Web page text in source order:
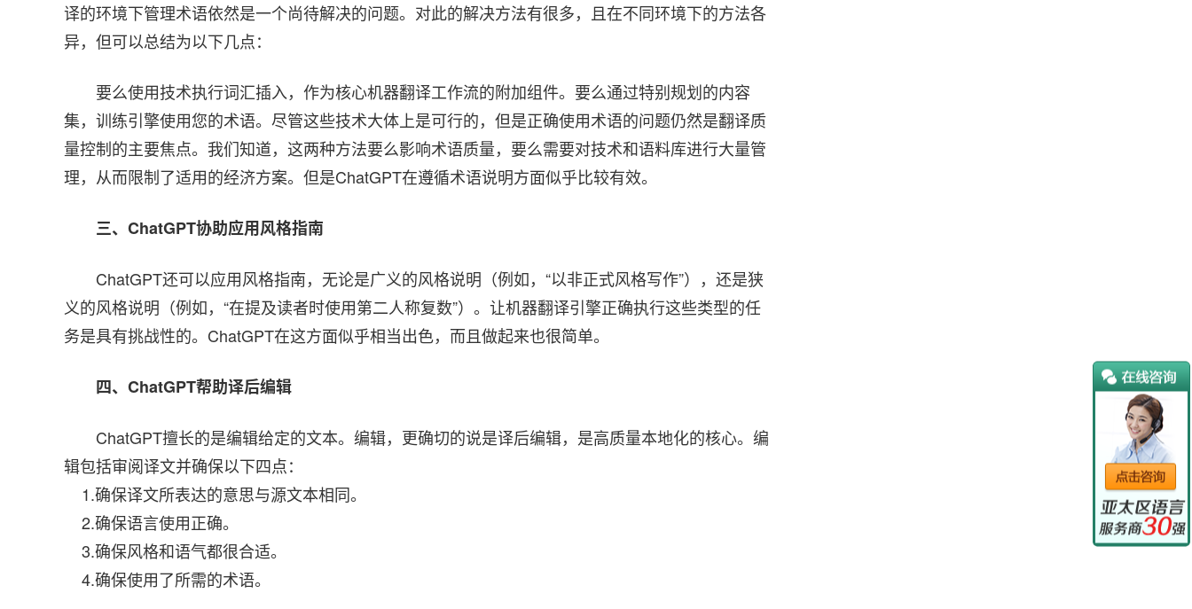
译的环境下管理术语依然是一个尚待解决的问题。对此的解决方法有很多，且在不同环境下的方法各
异，但可以总结为以下几点：
要么使用技术执行词汇插入，作为核心机器翻译工作流的附加组件。要么通过特别规划的内容
集，训练引擎使用您的术语。尽管这些技术大体上是可行的，但是正确使用术语的问题仍然是翻译质
量控制的主要焦点。我们知道，这两种方法要么影响术语质量，要么需要对技术和语料库进行大量管
理，从而限制了适用的经济方案。但是ChatGPT在遵循术语说明方面似乎比较有效。
三、ChatGPT协助应用风格指南
ChatGPT还可以应用风格指南，无论是广义的风格说明（例如，“以非正式风格写作”），还是狭
义的风格说明（例如，“在提及读者时使用第二人称复数”）。让机器翻译引擎正确执行这些类型的任
务是具有挑战性的。ChatGPT在这方面似乎相当出色，而且做起来也很简单。
四、ChatGPT帮助译后编辑
ChatGPT擅长的是编辑给定的文本。编辑，更确切的说是译后编辑，是高质量本地化的核心。编
辑包括审阅译文并确保以下四点：
1.确保译文所表达的意思与源文本相同。
2.确保语言使用正确。
3.确保风格和语气都很合适。
4.确保使用了所需的术语。